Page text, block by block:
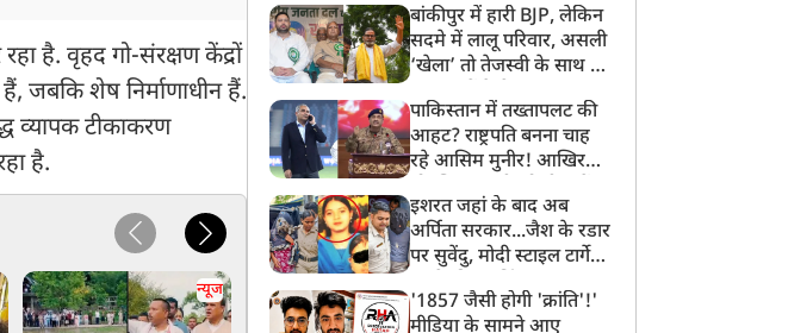
है. वृहद गो-संरक्षण केंद्रों
जबकि शेष निर्माणाधीन हैं.
व्यापक टीकाकरण
है.
न्यूज न्यूज
बांकीपुर में हारी BJP, लेकिन
सदमे में लालू परिवार, असली
‘खेला’ तो तेजस्वी के साथ हो
पाकिस्तान में तख्तापलट की
आहट? राष्ट्रपति बनना चाह
रहे आसिम मुनीर! आखिर
बनाया मोहरा?
इशरत जहां के बाद अब
अर्पिता सरकार...जैश के रडार
पर सुवेंदु, मोदी स्टाइल टार्गेट
बड़ा एक्शन!
'1857 जैसी होगी 'क्रांति'!'
मीडिया के सामने आए